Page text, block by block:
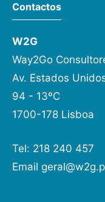
Contactos
W2G
Way2Go
Av. Estados
94 - 13ºC
1700-178 Lisboa
Tel: 218 240 457
Email